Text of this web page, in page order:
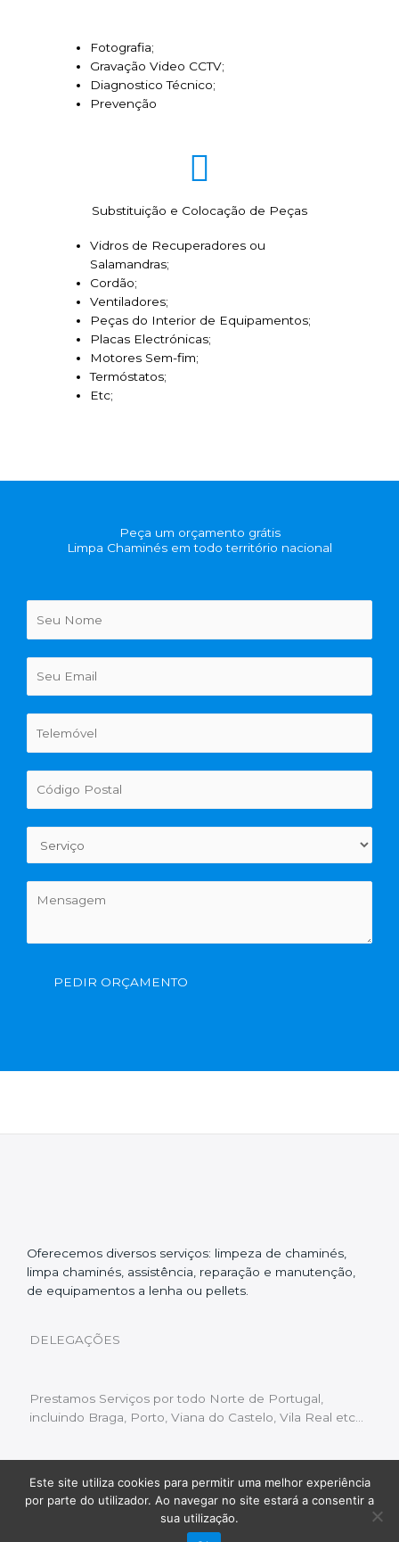
Fotografia;
Gravação Video CCTV;
Diagnostico Técnico;
Prevenção
Substituição e Colocação de Peças
Vidros de Recuperadores ou
Salamandras;
Cordão;
Ventiladores;
Peças do Interior de Equipamentos;
Placas Electrónicas;
Motores Sem-fim;
Termóstatos;
Etc;
Peça um orçamento grátis
Limpa Chaminés em todo território nacional
PEDIR ORÇAMENTO
Oferecemos diversos serviços: limpeza de chaminés,
limpa chaminés, assistência, reparação e manutenção,
de equipamentos a lenha ou pellets.
DELEGAÇÕES
Prestamos Serviços por todo Norte de Portugal,
incluindo Braga, Porto, Viana do Castelo, Vila Real etc…
Livro de Reclamações | Política de Privacidade
Copyright © 2022 Limpeza Chaminés | Desenvolvido
Fluxo Digital – a inovar a web
Este site utiliza cookies para permitir uma melhor experiência
por parte do utilizador. Ao navegar no site estará a consentir a
sua utilização.